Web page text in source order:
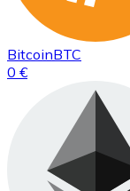
BitcoinBTC
0 €